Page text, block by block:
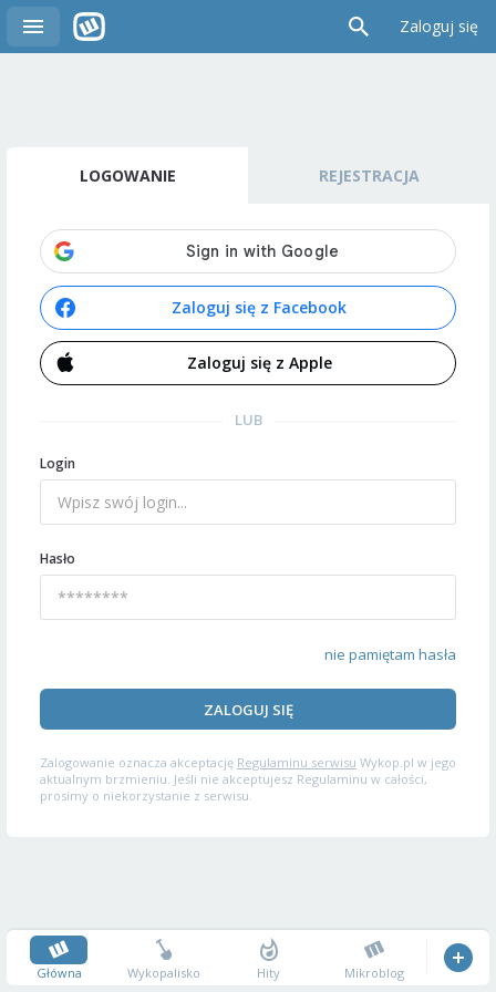
Zaloguj się
LOGOWANIE REJESTRACJA
Zaloguj się z Facebook
Zaloguj się z Apple
LUB
Login
Hasło
nie pamiętam hasła
ZALOGUJ SIĘ
Zalogowanie oznacza akceptację Regulaminu serwisu Wykop.pl w jego
aktualnym brzmieniu. Jeśli nie akceptujesz Regulaminu w całości,
prosimy o niekorzystanie z serwisu.
Główna Wykopalisko Hity Mikroblog